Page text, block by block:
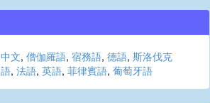
中文, 僧伽羅語, 宿務語, 德語, 斯洛伐克
語, 法語, 英語, 菲律賓語, 葡萄牙語